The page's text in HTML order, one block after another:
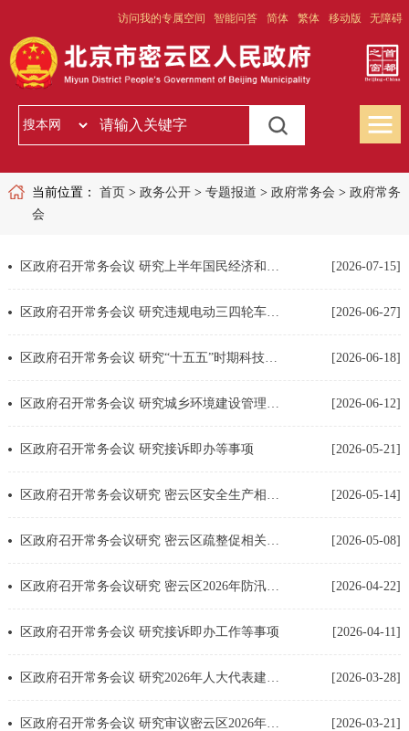
访问我的专属空间 智能问答 简体 繁体 移动版 无障碍
当前位置： 首页 > 政务公开> 专题报道 > 政府常务会 > 政府常务
会
[2026-07-15]
区政府召开常务会议 研究违规电动三四轮车治理等事项 [2026-06-27]
区政府召开常务会议 研究“十五五”时期科技创新发展规划等事项 [2026-06-18]
[2026-06-12]
区政府召开常务会议 研究接诉即办等事项 [2026-05-21]
[2026-05-14]
[2026-05-08]
区政府召开常务会议研究 密云区2026年防汛抗旱、信访工作等事项 [2026-04-22]
区政府召开常务会议 研究接诉即办工作等事项 [2026-04-11]
[2026-03-28]
区政府召开常务会议 研究审议密云区2026年乡村振兴重点工作的实施方案等事项 [2026-03-21]